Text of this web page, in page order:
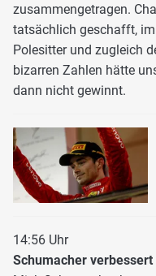
zusammengetragen.
tatsächlich geschafft, im
Polesitter und zugleich
bizarren Zahlen hätte
dann nicht gewinnt.
14:56 Uhr
Schumacher verbessert